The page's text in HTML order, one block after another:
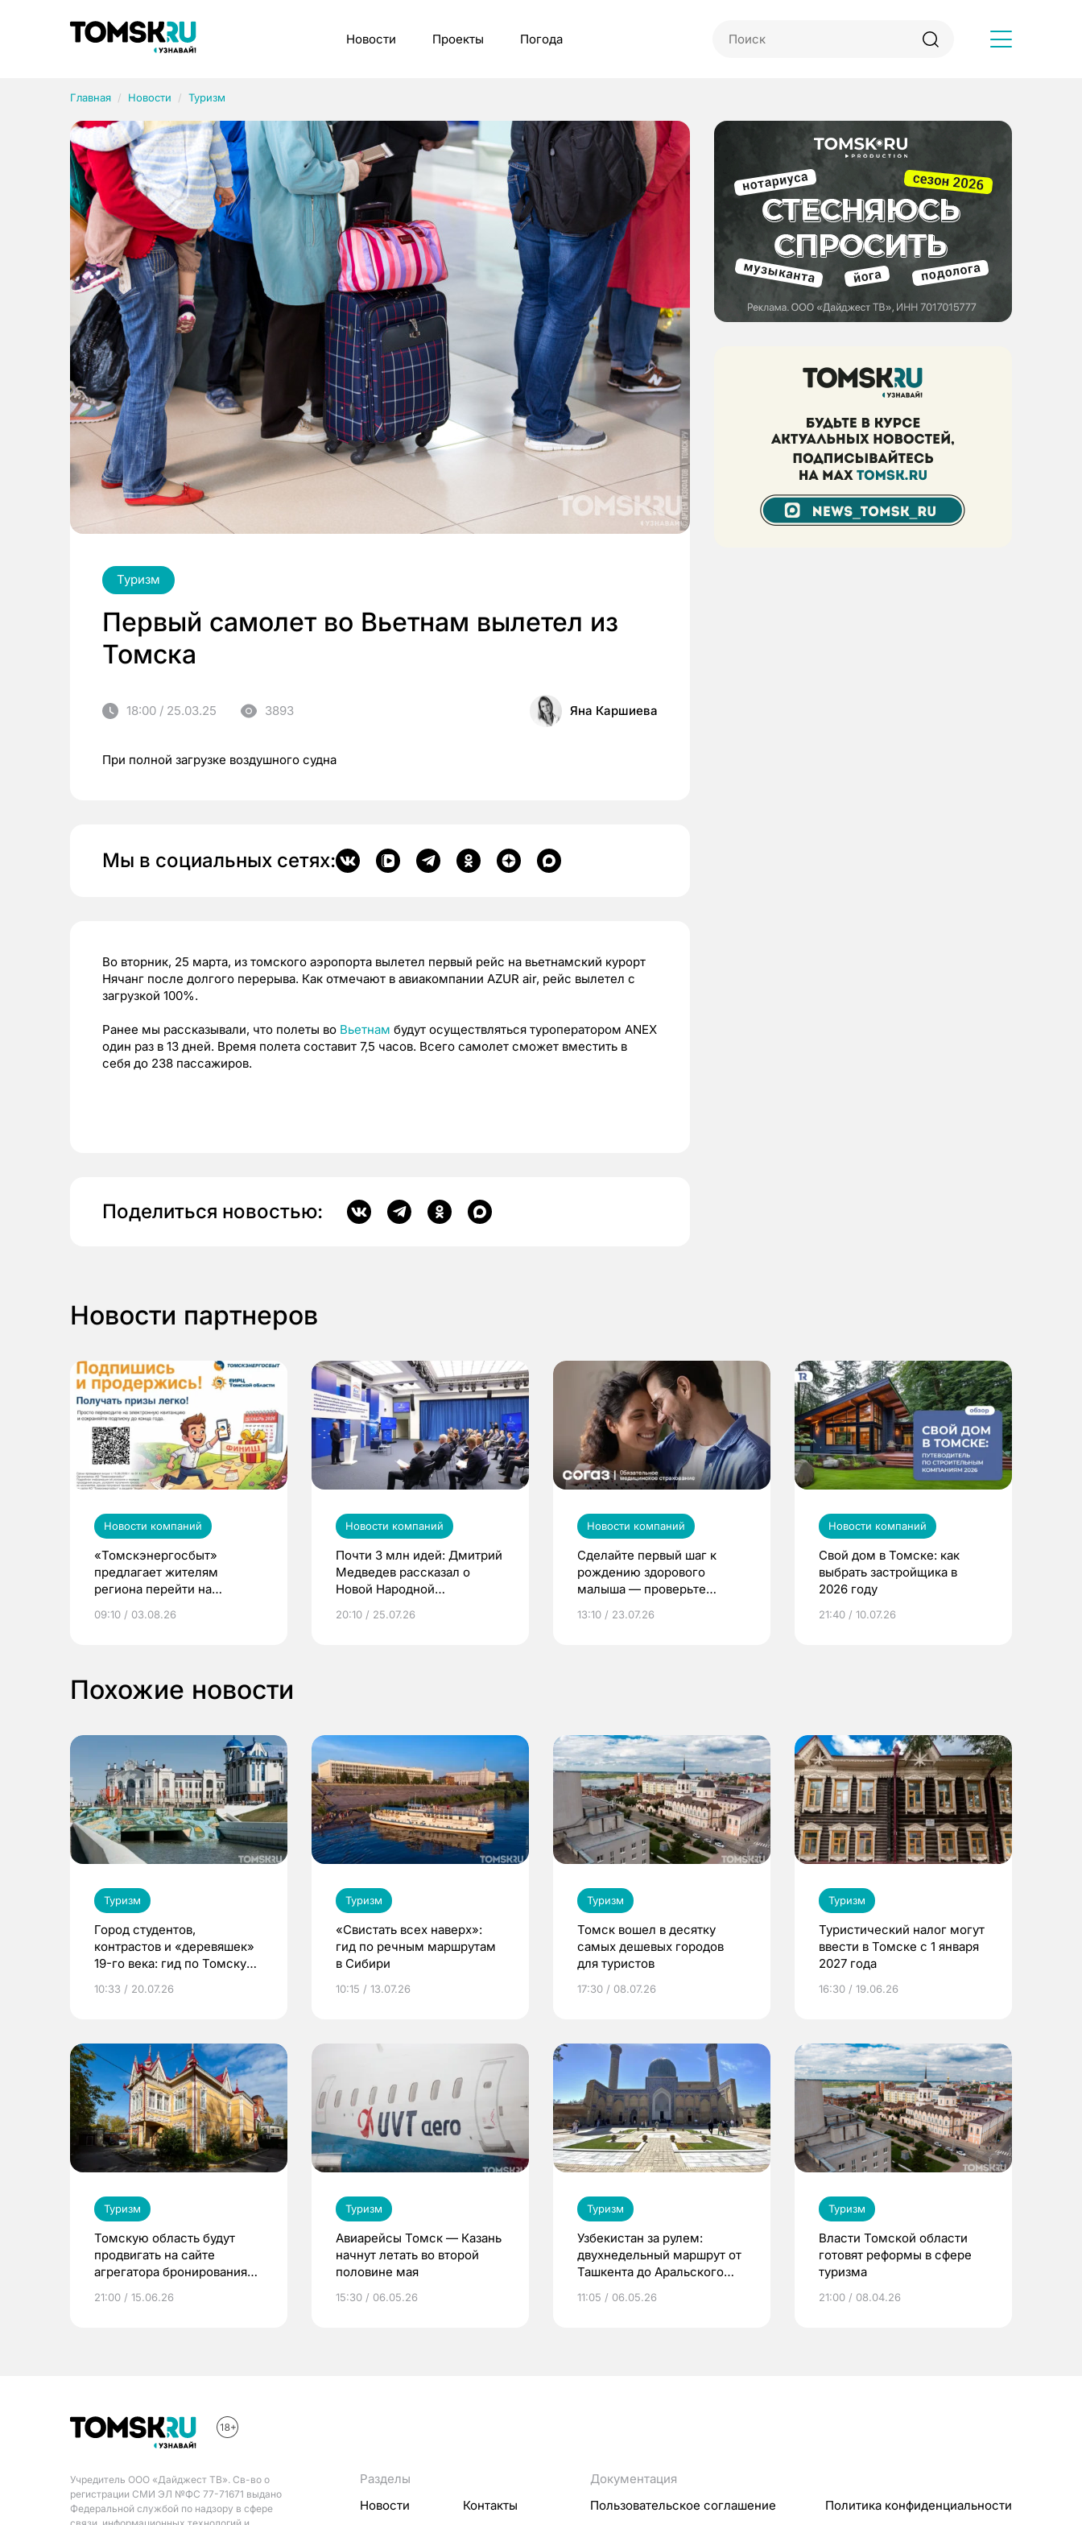
Новости Проекты Погода
Главная Новости Туризм
Туризм
Первый самолет во Вьетнам вылетел из
Томска
18:00 / 25.03.25 3893 Яна Каршиева
При полной загрузке воздушного судна
Мы в социальных сетях:
Во вторник, 25 марта, из томского аэропорта вылетел первый рейс на вьетнамский курорт
Нячанг после долгого перерыва. Как отмечают в авиакомпании AZUR air, рейс вылетел с
загрузкой 100%.
Ранее мы рассказывали, что полеты во Вьетнам будут осуществляться туроператором ANEX
один раз в 13 дней. Время полета составит 7,5 часов. Всего самолет сможет вместить в
себя до 238 пассажиров.
Поделиться новостью:
Новости партнеров
Новости компаний
«Томскэнергосбыт»
предлагает жителям
региона перейти на
выиграть призы
09:10 / 03.08.26
Новости компаний
Почти 3 млн идей: Дмитрий
Медведев рассказал о
Новой Народной
20:10 / 25.07.26
Новости компаний
Сделайте первый шаг к
рождению здорового
малыша — проверьте
по ОМС!
13:10 / 23.07.26
Новости компаний
Свой дом в Томске: как
выбрать застройщика в
2026 году
21:40 / 10.07.26
Похожие новости
Туризм
Город студентов,
контрастов и «деревяшек»
19-го века: гид по Томску
10:33 / 20.07.26
Туризм
«Свистать всех наверх»:
гид по речным маршрутам
в Сибири
10:15 / 13.07.26
Туризм
Томск вошел в десятку
самых дешевых городов
для туристов
17:30 / 08.07.26
Туризм
Туристический налог могут
ввести в Томске с 1 января
2027 года
16:30 / 19.06.26
Туризм
Томскую область будут
продвигать на сайте
агрегатора бронирования
21:00 / 15.06.26
Туризм
Авиарейсы Томск — Казань
начнут летать во второй
половине мая
15:30 / 06.05.26
Туризм
Узбекистан за рулем:
двухнедельный маршрут от
Ташкента до Аральского
11:05 / 06.05.26
Туризм
Власти Томской области
готовят реформы в сфере
туризма
21:00 / 08.04.26
Учредитель ООО «Дайджест ТВ». Св-во о
регистрации СМИ ЭЛ №ФС 77-71671 выдано
Федеральной службой по надзору в сфере
Разделы
Новости
Контакты
Документация
Пользовательское соглашение
Политика конфиденциальности
Рубрики